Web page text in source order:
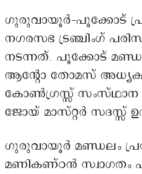
ഗുരുവായൂർ–പൂക്കോട്
നഗരസഭ ട്രഞ്ചിംഗ്
നടന്നത്. പൂക്കോട്
ആന്റോ തോമസ്
കോൺഗ്രസ്സ് സംസ്ഥാന
ജോയ് മാസ്റ്റർ സദസ്സ്
ഗുരുവായൂർ മണ്ഡലം
മണികണ്ഠൻ സ്വാഗതം